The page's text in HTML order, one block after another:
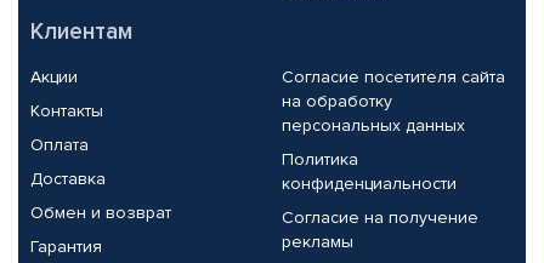
Клиентам
Акции
Контакты
Оплата
Доставка
Обмен и возврат
Гарантия
Согласие посетителя сайта
на обработку
персональных данных
Политика
конфиденциальности
Согласие на получение
рекламы